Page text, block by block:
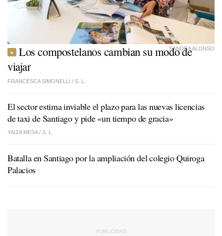
El sector estima inviable el plazo para las nuevas licencias
de taxi de Santiago y pide «un tiempo de gracia»
YAIZA MESA / S. L.
Batalla en Santiago por la ampliación del colegio Quiroga
Palacios
SANDRA ALONSO
Los compostelanos cambian su modo de
viajar
FRANCESCA SIMONELLI / S. L.